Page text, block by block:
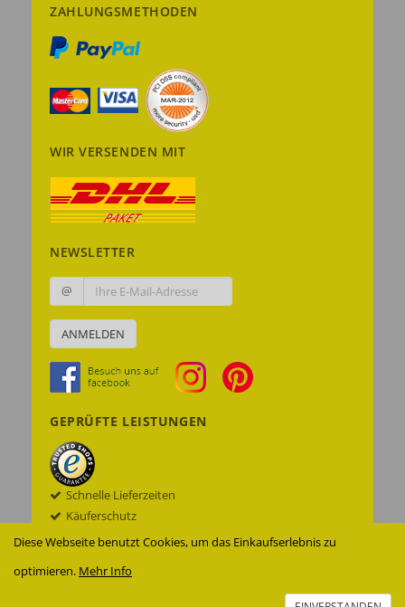
Diese Webseite benutzt Cookies, um das Einkaufserlebnis zu
optimieren. Mehr Info
ZAHLUNGSMETHODEN
WIR VERSENDEN MIT
NEWSLETTER
@
ANMELDEN
GEPRÜFTE LEISTUNGEN
Schnelle Lieferzeiten
Käuferschutz
Datenschutz
Verschlüsselung